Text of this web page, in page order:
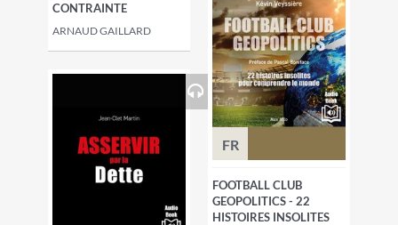
CONTRAINTE
ARNAUD GAILLARD
FR
FOOTBALL CLUB
GEOPOLITICS - 22
HISTOIRES INSOLITES